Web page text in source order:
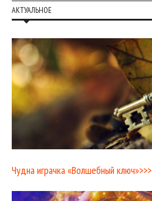
АКТУАЛЬНОЕ
Чудна играчка «Волшебный ключ»>>>